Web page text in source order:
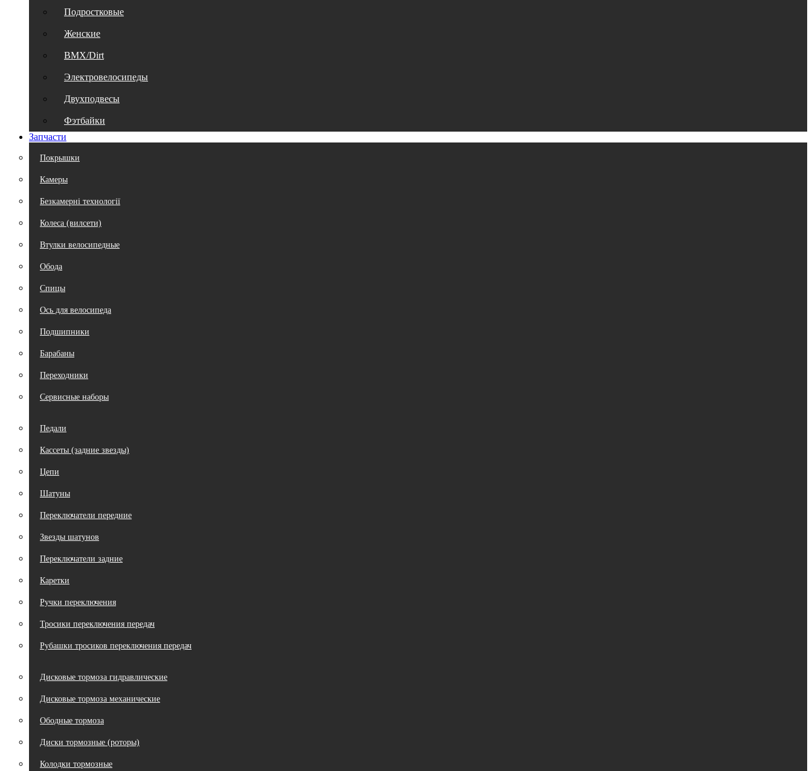
Подростковые
Женские
BMX/Dirt
Электровелосипеды
Двухподвесы
Фэтбайки
Запчасти
Покрышки
Камеры
Безкамерні технології
Колеса (вилсети)
Втулки велосипедные
Обода
Спицы
Ось для велосипеда
Подшипники
Барабаны
Переходники
Сервисные наборы
Педали
Кассеты (задние звезды)
Цепи
Шатуны
Переключатели передние
Звезды шатунов
Переключатели задние
Каретки
Ручки переключения
Тросики переключения передач
Рубашки тросиков переключения передач
Дисковые тормоза гидравлические
Дисковые тормоза механические
Ободные тормоза
Диски тормозные (роторы)
Колодки тормозные